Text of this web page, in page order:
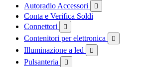
Autoradio Accessori

Conta e Verifica Soldi
Connettori

Contenitori per elettronica 
Illuminazione a led 
Pulsanteria 